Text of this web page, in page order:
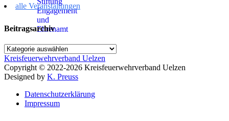
alle Veranstaltungen
Beitragsarchiv
Beitragsarchiv
Kreisfeuerwehrverband Uelzen
Copyright © 2022-2026 Kreisfeuerwehrverband Uelzen
Designed by K. Preuss
Datenschutzerklärung
Impressum